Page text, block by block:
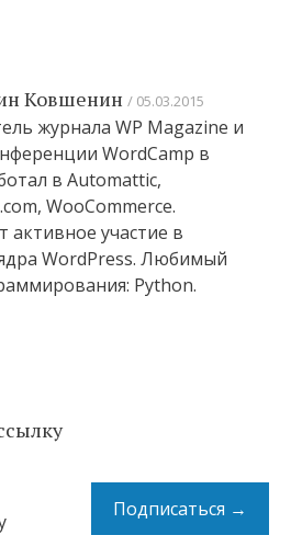
Ковшенин 05.03.2015
журнала WP Magazine и
WordCamp в
в Automattic,
WooCommerce.
активное участие в
WordPress. Любимый
Python.
Подписаться →